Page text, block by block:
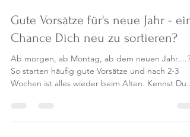
1. Jan. 2021
3 Min. Lesezeit
Gute Vorsätze für's neue Jahr -
Chance Dich neu zu sortieren?
Ab morgen, ab Montag, ab dem neuen Jahr....?
So starten häufig gute Vorsätze und nach 2-3